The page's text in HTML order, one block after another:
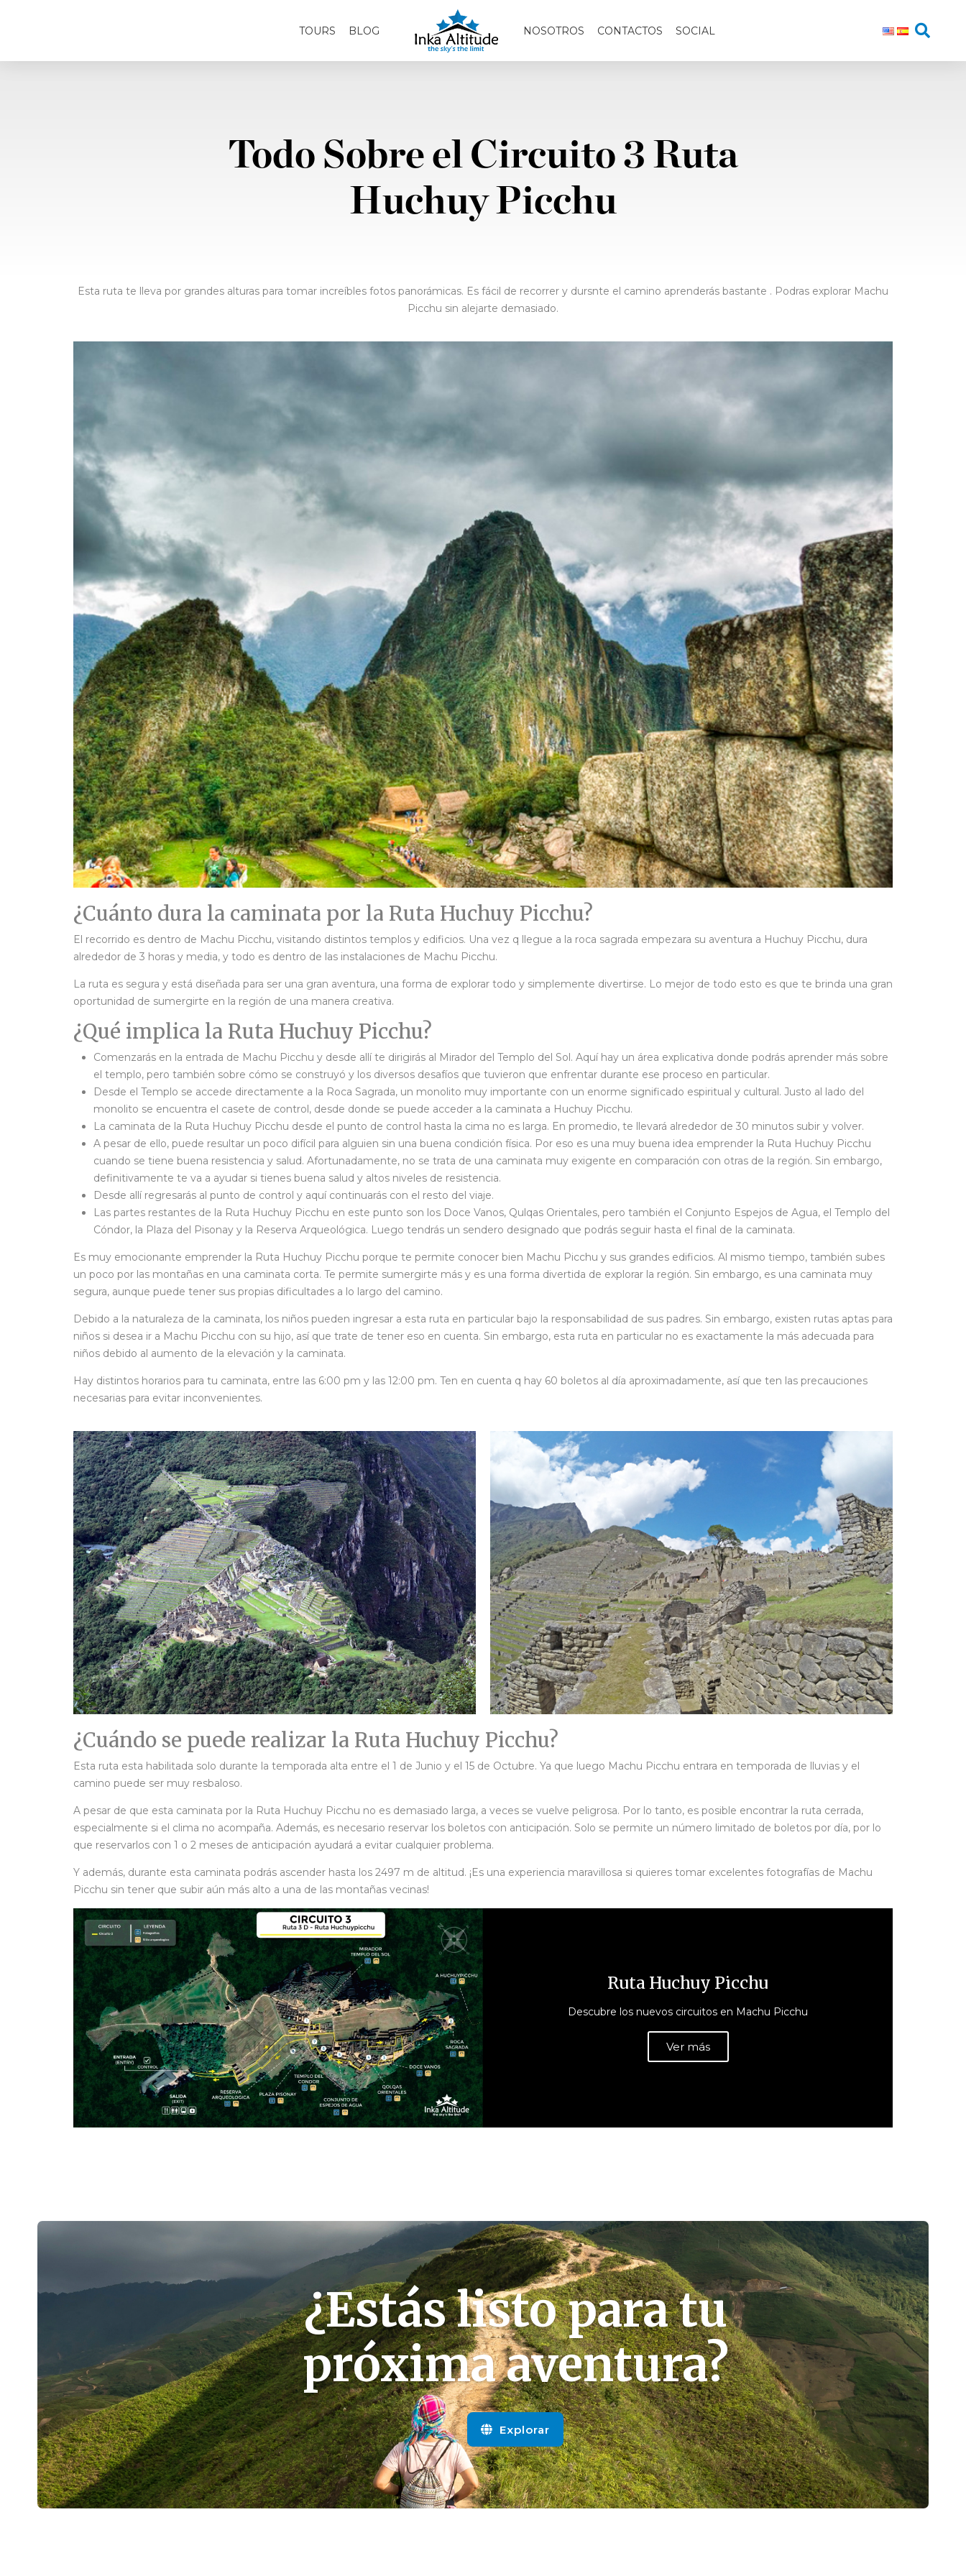
TOURS BLOG NOSOTROS CONTACTOS SOCIAL
Todo Sobre el Circuito 3 Ruta
Huchuy Picchu
Esta ruta te lleva por grandes alturas para tomar increíbles fotos panorámicas. Es fácil de recorrer y dursnte el camino aprenderás bastante . Podras explorar Machu
Picchu sin alejarte demasiado.
¿Cuánto dura la caminata por la Ruta Huchuy Picchu?
El recorrido es dentro de Machu Picchu, visitando distintos templos y edificios. Una vez q llegue a la roca sagrada empezara su aventura a Huchuy Picchu, dura
alrededor de 3 horas y media, y todo es dentro de las instalaciones de Machu Picchu.
La ruta es segura y está diseñada para ser una gran aventura, una forma de explorar todo y simplemente divertirse. Lo mejor de todo esto es que te brinda una gran
oportunidad de sumergirte en la región de una manera creativa.
¿Qué implica la Ruta Huchuy Picchu?
Comenzarás en la entrada de Machu Picchu y desde allí te dirigirás al Mirador del Templo del Sol. Aquí hay un área explicativa donde podrás aprender más sobre
el templo, pero también sobre cómo se construyó y los diversos desafíos que tuvieron que enfrentar durante ese proceso en particular.
Desde el Templo se accede directamente a la Roca Sagrada, un monolito muy importante con un enorme significado espiritual y cultural. Justo al lado del
monolito se encuentra el casete de control, desde donde se puede acceder a la caminata a Huchuy Picchu.
La caminata de la Ruta Huchuy Picchu desde el punto de control hasta la cima no es larga. En promedio, te llevará alrededor de 30 minutos subir y volver.
A pesar de ello, puede resultar un poco difícil para alguien sin una buena condición física. Por eso es una muy buena idea emprender la Ruta Huchuy Picchu
cuando se tiene buena resistencia y salud. Afortunadamente, no se trata de una caminata muy exigente en comparación con otras de la región. Sin embargo,
definitivamente te va a ayudar si tienes buena salud y altos niveles de resistencia.
Desde allí regresarás al punto de control y aquí continuarás con el resto del viaje.
Las partes restantes de la Ruta Huchuy Picchu en este punto son los Doce Vanos, Qulqas Orientales, pero también el Conjunto Espejos de Agua, el Templo del
Cóndor, la Plaza del Pisonay y la Reserva Arqueológica. Luego tendrás un sendero designado que podrás seguir hasta el final de la caminata.
Es muy emocionante emprender la Ruta Huchuy Picchu porque te permite conocer bien Machu Picchu y sus grandes edificios. Al mismo tiempo, también subes
un poco por las montañas en una caminata corta. Te permite sumergirte más y es una forma divertida de explorar la región. Sin embargo, es una caminata muy
segura, aunque puede tener sus propias dificultades a lo largo del camino.
Debido a la naturaleza de la caminata, los niños pueden ingresar a esta ruta en particular bajo la responsabilidad de sus padres. Sin embargo, existen rutas aptas para
niños si desea ir a Machu Picchu con su hijo, así que trate de tener eso en cuenta. Sin embargo, esta ruta en particular no es exactamente la más adecuada para
niños debido al aumento de la elevación y la caminata.
Hay distintos horarios para tu caminata, entre las 6:00 pm y las 12:00 pm. Ten en cuenta q hay 60 boletos al día aproximadamente, así que ten las precauciones
necesarias para evitar inconvenientes.
¿Cuándo se puede realizar la Ruta Huchuy Picchu?
Esta ruta esta habilitada solo durante la temporada alta entre el 1 de Junio y el 15 de Octubre. Ya que luego Machu Picchu entrara en temporada de lluvias y el
camino puede ser muy resbaloso.
A pesar de que esta caminata por la Ruta Huchuy Picchu no es demasiado larga, a veces se vuelve peligrosa. Por lo tanto, es posible encontrar la ruta cerrada,
especialmente si el clima no acompaña. Además, es necesario reservar los boletos con anticipación. Solo se permite un número limitado de boletos por día, por lo
que reservarlos con 1 o 2 meses de anticipación ayudará a evitar cualquier problema.
Y además, durante esta caminata podrás ascender hasta los 2497 m de altitud. ¡Es una experiencia maravillosa si quieres tomar excelentes fotografías de Machu
Picchu sin tener que subir aún más alto a una de las montañas vecinas!
Ruta Huchuy Picchu
Descubre los nuevos circuitos en Machu Picchu
Ver más
¿Estás listo para tu
próxima aventura?
Explorar